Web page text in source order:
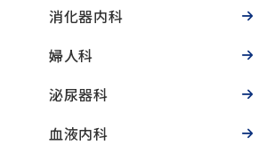
消化器内科
婦人科
泌尿器科
血液内科